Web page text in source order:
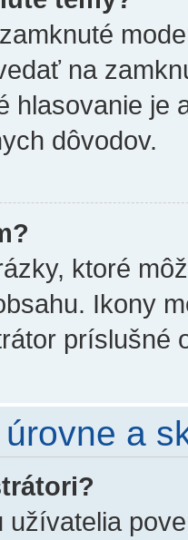
na
hlasovanie je
dôvodov.
ktoré
Ikony
príslušné
a
užívatelia